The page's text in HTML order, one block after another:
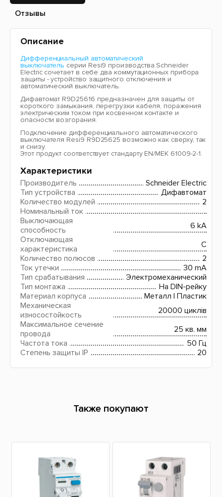
Отзывы
Описание
Дифференциальный автоматический
выключатель серии Resi9 производства Schneider
Electric сочетает в себе два коммутационных прибора
защиты - устройство защитного отключения и
автоматический выключатель.
Дифавтомат R9D25616 предназначен для защиты от
короткого замыкания, перегрузки кабеля, поражения
электрическим током при косвенном контакте и
опасности возгорания.
Подключение дифференциального автоматического
выключателя Resi9 R9D25625 возможно как сверху, так
и снизу.
Этот продукт соответствует стандарту EN/МЕК 61009-2-1.
Характеристики
Производитель
Schneider Electric
Тип устройства
Дифавтомат
Количество модулей
2
Номинальный ток
Выключающая
способность
6 kA
Отключающая
характеристика
C
Количество полюсов
2
Ток утечки
30 mA
Тип срабатывания
Электромеханический
Тип монтажа
На DIN-рейку
Материал корпуса
Металл І Пластик
Механическая
износостойкость
20000 циклів
Максимальное сечение
провода
25 кв. мм
Частота тока
50 Гц
Степень защиты IP
20
Также покупают